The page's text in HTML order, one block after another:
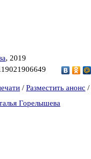
, 2019
/ Разместить анонс /
Горелышева